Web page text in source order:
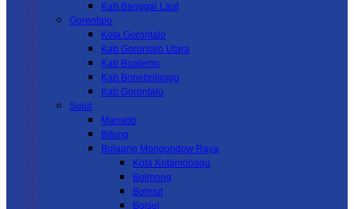
Kab.Banggai Laut
Gorontalo
Kota Gorontalo
Kab Gorontalo Utara
Kab Boalemo
Kab.Bonebolango
Kab.Gorontalo
Sulut
Manado
Bitung
Bolaang Mongondow Raya
Kota Kotamobagu
Bolmong
Bolmut
Bolsel